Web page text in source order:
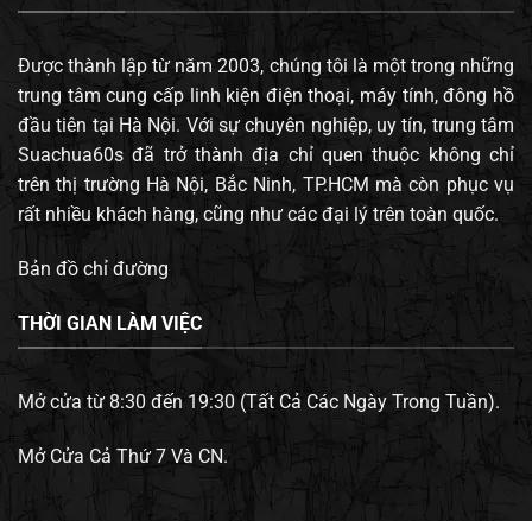
Được thành lập từ năm 2003, chúng tôi là một trong những
trung tâm cung cấp linh kiện điện thoại, máy tính, đông hồ
đầu tiên tại Hà Nội. Với sự chuyên nghiệp, uy tín, trung tâm
Suachua60s đã trở thành địa chỉ quen thuộc không chỉ
trên thị trường Hà Nội, Bắc Ninh, TP.HCM mà còn phục vụ
rất nhiều khách hàng, cũng như các đại lý trên toàn quốc.
Bản đồ chỉ đường
THỜI GIAN LÀM VIỆC
Mở cửa từ 8:30 đến 19:30 (Tất Cả Các Ngày Trong Tuần).
Mở Cửa Cả Thứ 7 Và CN.